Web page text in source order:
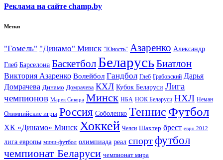
Реклама на сайте champ.by
Метки
"Гомель" "Динамо" Минск "Юность" Азаренко Александр
Глеб Барселона Баскетбол БеларусьБиатлон
Виктория Азаренко Волейбол Гандбол Глеб Грабовский Дарья
Домрачева Динамо Домрачева КХЛ Кубок Беларуси Лига
чемпионов Марек Сикора Минск НБА НОК Беларуси НХЛ Неман
Олимпийские игры Россия Соболенко Теннис Футбол
ХК «Динамо» Минск Хоккей Челси Шахтер брест евро 2012
лига европы мини-футбол олимпиада реал спортфутбол
чемпионат Беларуси чемпионат мира